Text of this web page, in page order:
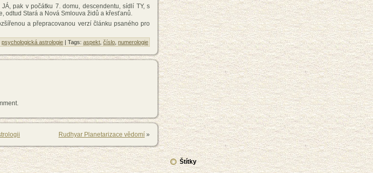
pak v počátku 7. domu, descendentu, sídlí TY, s
odtud Stará a Nová Smlouva židů a křesťanů.
a přepracovanou verzí článku psaného pro
psychologická astrologie | Tags: aspekt číslo numerologie
Rudhyar Planetarizace vědomí »
Štítky